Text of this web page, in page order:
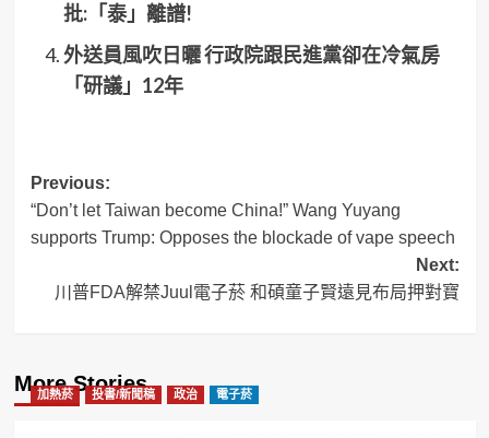
批:「泰」離譜!
外送員風吹日曬 行政院跟民進黨卻在冷氣房
「研議」12年
Post
navigation
Previous:
“Don’t let Taiwan become China!” Wang Yuyang
supports Trump: Opposes the blockade of vape speech
Next:
川普FDA解禁Juul電子菸 和碩童子賢遠見布局押對寶
More Stories
加熱菸 投書/新聞稿 政治 電子菸